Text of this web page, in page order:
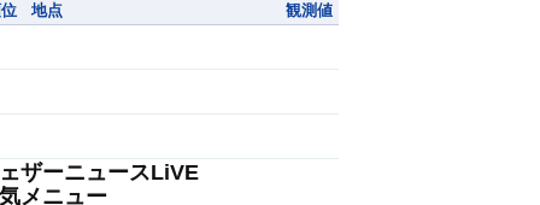
地点 観測値
ザーニュースLiVE
メニュー